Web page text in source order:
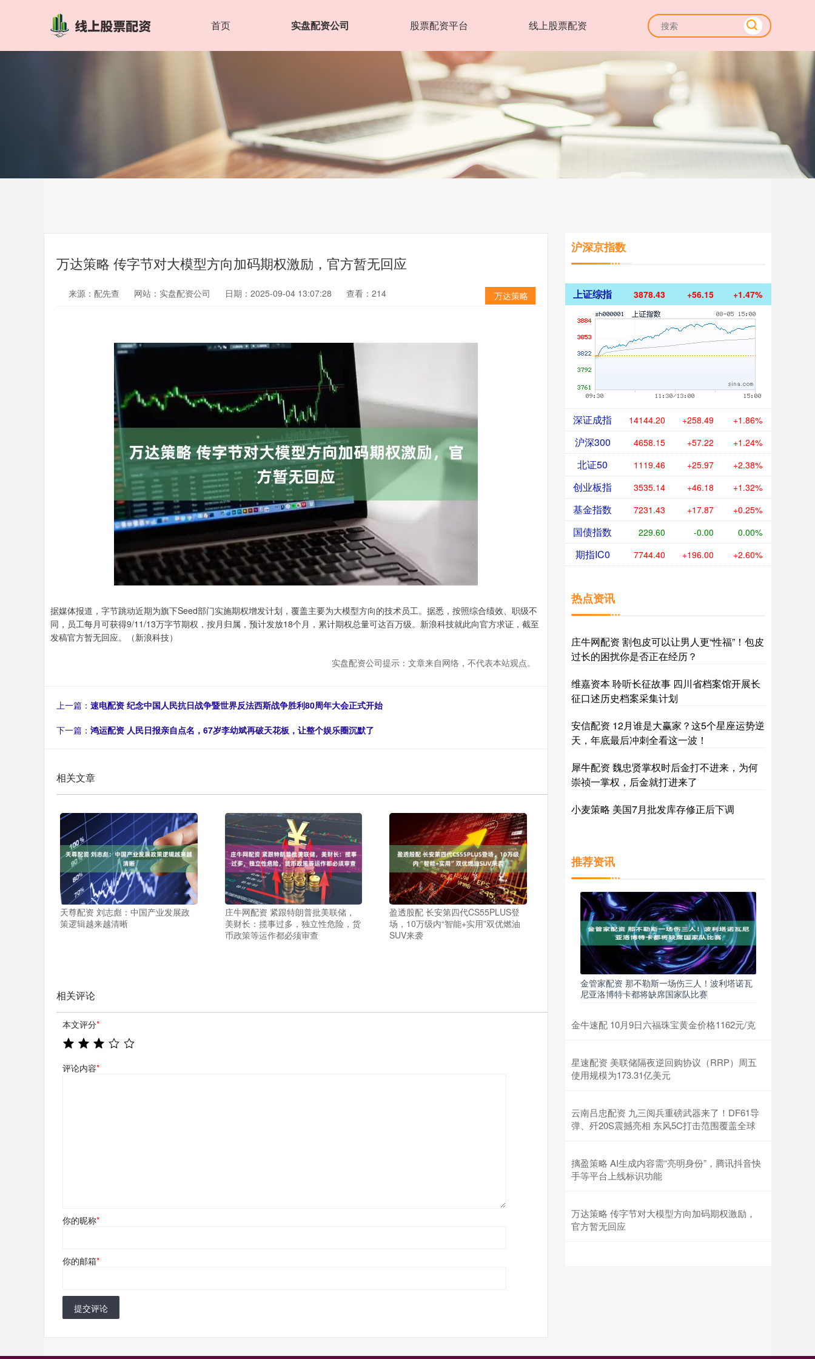
首页 实盘配资公司 股票配资平台 线上股票配资
万达策略 传字节对大模型方向加码期权激励，官方暂无回应
万达策略
来源：配先查 网站：实盘配资公司 日期：2025-09-04 13:07:28 查看：214
据媒体报道，字节跳动近期为旗下Seed部门实施期权增发计划，覆盖主要为大模型方向的技术员工。据悉，按照综合绩效、职级不
同，员工每月可获得9/11/13万字节期权，按月归属，预计发放18个月，累计期权总量可达百万级。新浪科技就此向官方求证，截至
发稿官方暂无回应。（新浪科技）
实盘配资公司提示：文章来自网络，不代表本站观点。
上一篇： 速电配资 纪念中国人民抗日战争暨世界反法西斯战争胜利80周年大会正式开始
下一篇： 鸿运配资 人民日报亲自点名，67岁李幼斌再破天花板，让整个娱乐圈沉默了
相关文章
天尊配资 刘志彪：中国产业发展政
策逻辑越来越清晰
庄牛网配资 紧跟特朗普批美联储，
美财长：揽事过多，独立性危险，货
币政策等运作都必须审查
盈透股配 长安第四代CS55PLUS登
场，10万级内“智能+实用”双优燃油
SUV来袭
相关评论
本文评分*
评论内容*
你的昵称*
你的邮箱*
提交评论
沪深京指数
上证综指 3878.43 +56.15 +1.47%
深证成指 14144.20 +258.49 +1.86%
沪深300 4658.15 +57.22 +1.24%
北证50 1119.46 +25.97 +2.38%
创业板指 3535.14 +46.18 +1.32%
基金指数 7231.43 +17.87 +0.25%
国债指数 229.60 -0.00 0.00%
期指IC0 7744.40 +196.00 +2.60%
热点资讯
庄牛网配资 割包皮可以让男人更“性福”！包皮
过长的困扰你是否正在经历？
维嘉资本 聆听长征故事 四川省档案馆开展长
征口述历史档案采集计划
安信配资 12月谁是大赢家？这5个星座运势逆
天，年底最后冲刺全看这一波！
犀牛配资 魏忠贤掌权时后金打不进来，为何
崇祯一掌权，后金就打进来了
小麦策略 美国7月批发库存修正后下调
推荐资讯
金管家配资 那不勒斯一场伤三人！波利塔诺瓦
尼亚洛博特卡都将缺席国家队比赛
金牛速配 10月9日六福珠宝黄金价格1162元/克
星速配资 美联储隔夜逆回购协议（RRP）周五
使用规模为173.31亿美元
云南吕忠配资 九三阅兵重磅武器来了！DF61导
弹、歼20S震撼亮相 东风5C打击范围覆盖全球
摛盈策略 AI生成内容需“亮明身份”，腾讯抖音快
手等平台上线标识功能
万达策略 传字节对大模型方向加码期权激励，
官方暂无回应